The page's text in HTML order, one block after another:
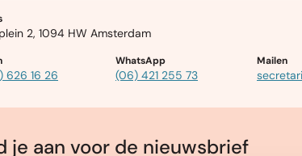
2, 1094 HW Amsterdam
626 16 26
WhatsApp
(06) 421 255 73
Mailen
je aan voor de nieuwsbrief